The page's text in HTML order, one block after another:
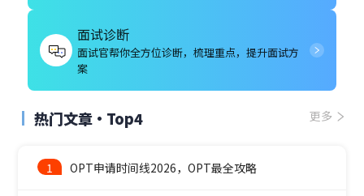
面试诊断
面试官帮你全方位诊断，梳理重点，提升面试方
案
热门文章·Top4 更多
1 OPT申请时间线2026，OPT最全攻略